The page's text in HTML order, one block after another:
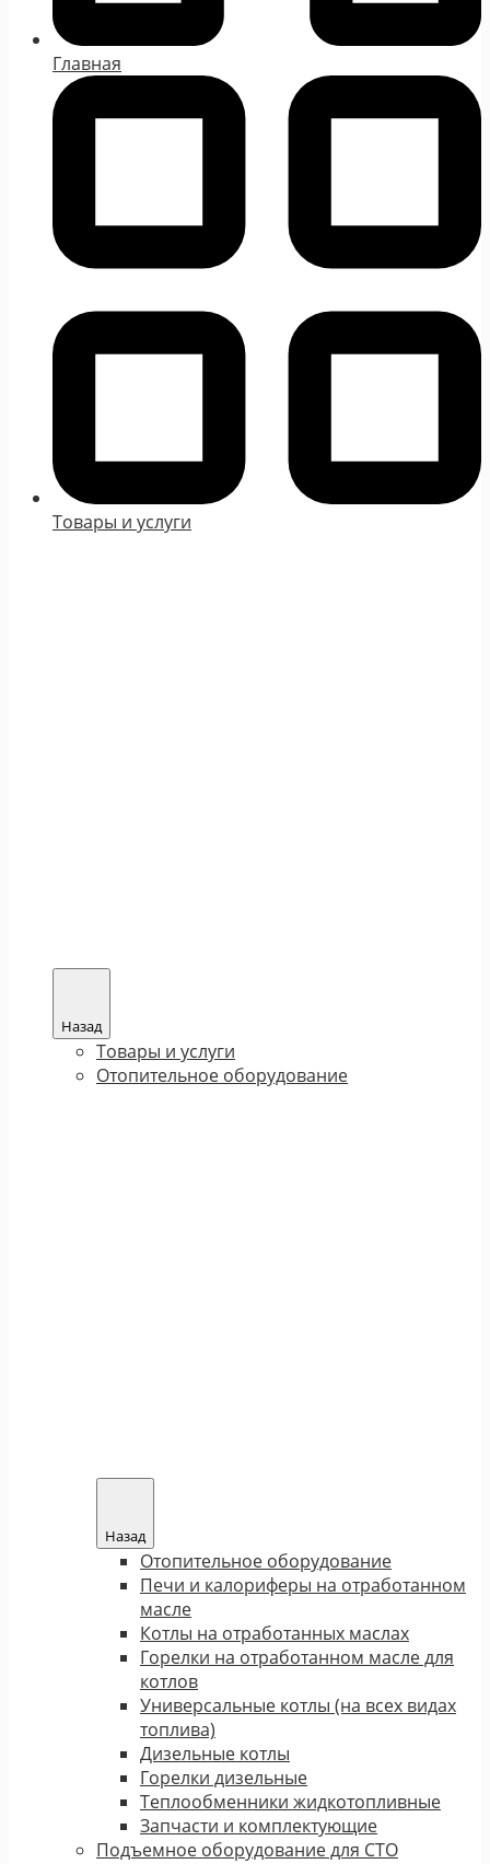
Главная
Товары и услуги
Назад
Товары и услуги
Отопительное оборудование
Назад
Отопительное оборудование
Печи и калориферы на отработанном
масле
Котлы на отработанных маслах
Горелки на отработанном масле для
котлов
Универсальные котлы (на всех видах
топлива)
Дизельные котлы
Горелки дизельные
Теплообменники жидкотопливные
Запчасти и комплектующие
Подъемное оборудование для СТО